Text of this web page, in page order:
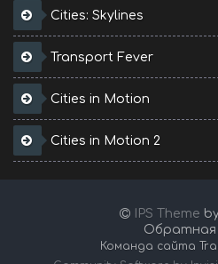
Cities: Skylines
Transport Fever
Cities in Motion
Cities in Motion 2
IPS Theme
Обратная
Команда сайта